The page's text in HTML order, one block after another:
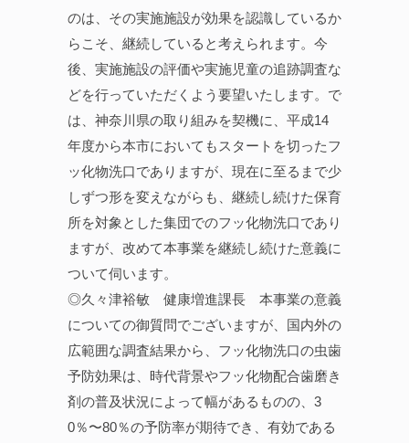
のは、その実施施設が効果を認識しているか
らこそ、継続していると考えられます。今
後、実施施設の評価や実施児童の追跡調査な
どを行っていただくよう要望いたします。で
は、神奈川県の取り組みを契機に、平成14
年度から本市においてもスタートを切ったフ
ッ化物洗口でありますが、現在に至るまで少
しずつ形を変えながらも、継続し続けた保育
所を対象とした集団でのフッ化物洗口であり
ますが、改めて本事業を継続し続けた意義に
ついて伺います。
◎久々津裕敏 健康増進課長 本事業の意義
についての御質問でございますが、国内外の
広範囲な調査結果から、フッ化物洗口の虫歯
予防効果は、時代背景やフッ化物配合歯磨き
剤の普及状況によって幅があるものの、3
0％〜80％の予防率が期待でき、有効である